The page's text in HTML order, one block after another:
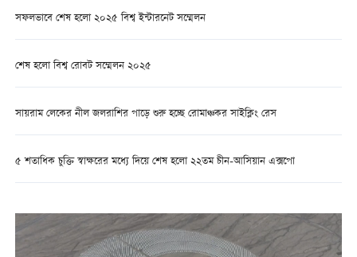
সফলভাবে শেষ হলো ২০২৫ বিশ্ব ইন্টারনেট সম্মেলন
শেষ হলো বিশ্ব রোবট সম্মেলন ২০২৫
সায়রাম লেকের নীল জলরাশির পাড়ে শুরু হচ্ছে রোমাঞ্চকর সাইক্লিং রেস
৫ শতাধিক চুক্তি স্বাক্ষরের মধ্যে দিয়ে শেষ হলো ২২তম চীন-আসিয়ান এক্সপো